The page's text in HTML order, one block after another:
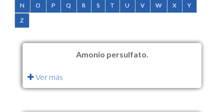
N
O P Q R S T U V W X
Y
Z
Amonio persulfato.
Ver más